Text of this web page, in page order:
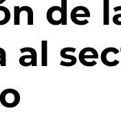
de
al